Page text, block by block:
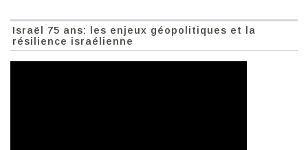
Israël 75 ans: les enjeux géopolitiques et la
résilience israélienne